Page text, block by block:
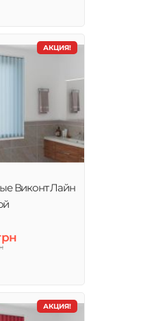
АКЦИЯ!
Виконт Лайн
АКЦИЯ!